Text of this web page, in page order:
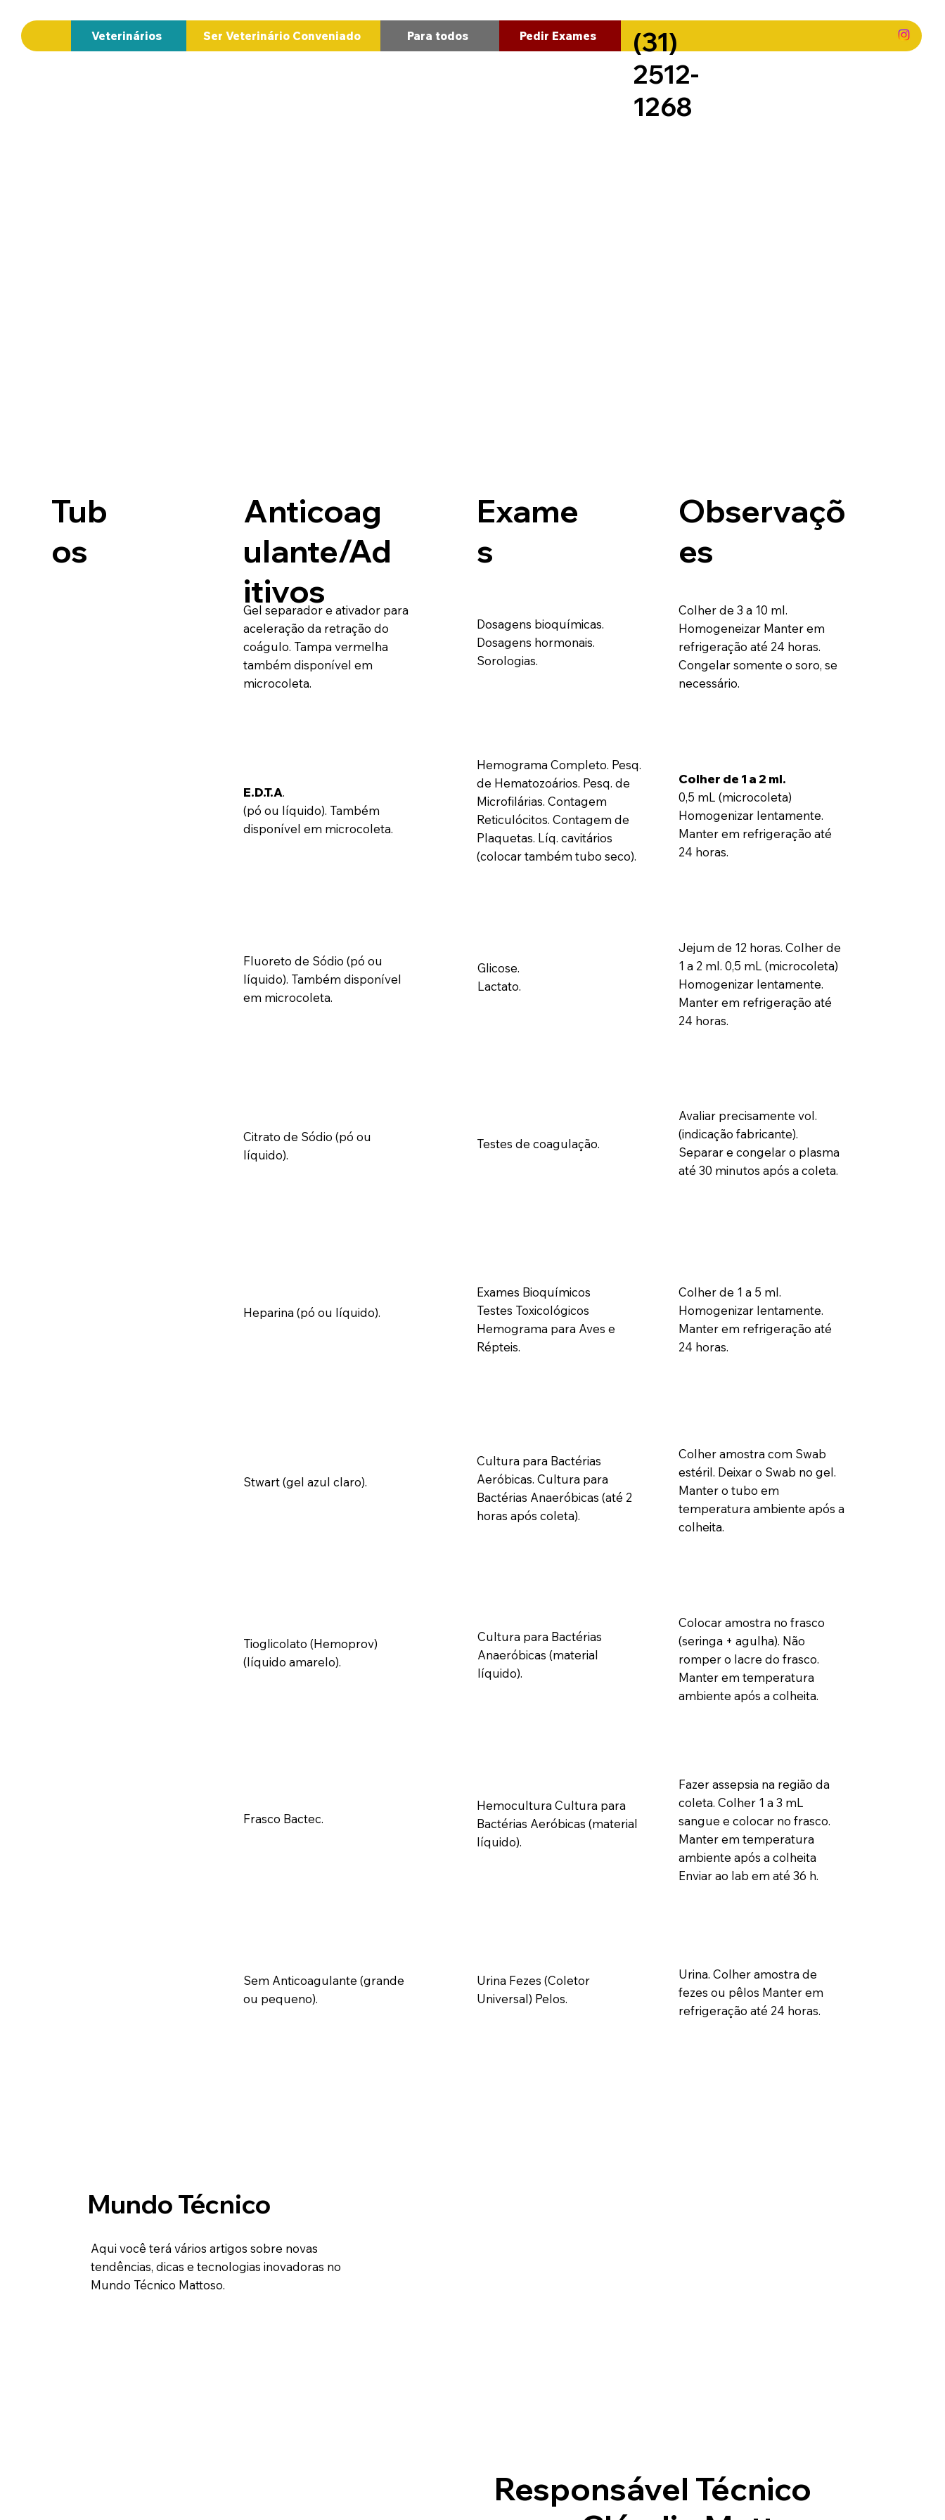
Pedir Exames
Veterinários Ser Veterinário Conveniado Para todos
(31)
2512-
1268
Tub
os
Anticoag
ulante/Ad
itivos
Exame
s
Observaçõ
es
Gel separador e ativador para
aceleração da retração do
coágulo. Tampa vermelha
também disponível em
microcoleta.
Dosagens bioquímicas.
Dosagens hormonais.
Sorologias.
Colher de 3 a 10 ml.
Homogeneizar Manter em
refrigeração até 24 horas.
Congelar somente o soro, se
necessário.
Colher de 1 a 2 ml.
0,5 mL (microcoleta)
Homogenizar lentamente.
Manter em refrigeração até
24 horas.
Hemograma Completo. Pesq.
de Hematozoários. Pesq. de
Microfilárias. Contagem
Reticulócitos. Contagem de
Plaquetas. Líq. cavitários
(colocar também tubo seco).
E.D.T.A.
(pó ou líquido). Também
disponível em microcoleta.
Fluoreto de Sódio (pó ou
líquido). Também disponível
em microcoleta.
Glicose.
Lactato.
Jejum de 12 horas. Colher de
1 a 2 ml. 0,5 mL (microcoleta)
Homogenizar lentamente.
Manter em refrigeração até
24 horas.
Citrato de Sódio (pó ou
líquido).
Testes de coagulação.
Avaliar precisamente vol.
(indicação fabricante).
Separar e congelar o plasma
até 30 minutos após a coleta.
Heparina (pó ou líquido).
Exames Bioquímicos
Testes Toxicológicos
Hemograma para Aves e
Répteis.
Colher de 1 a 5 ml.
Homogenizar lentamente.
Manter em refrigeração até
24 horas.
Stwart (gel azul claro).
Cultura para Bactérias
Aeróbicas. Cultura para
Bactérias Anaeróbicas (até 2
horas após coleta).
Colher amostra com Swab
estéril. Deixar o Swab no gel.
Manter o tubo em
temperatura ambiente após a
colheita.
Tioglicolato (Hemoprov)
(líquido amarelo).
Cultura para Bactérias
Anaeróbicas (material
líquido).
Colocar amostra no frasco
(seringa + agulha). Não
romper o lacre do frasco.
Manter em temperatura
ambiente após a colheita.
Frasco Bactec.
Hemocultura Cultura para
Bactérias Aeróbicas (material
líquido).
Fazer assepsia na região da
coleta. Colher 1 a 3 mL
sangue e colocar no frasco.
Manter em temperatura
ambiente após a colheita
Enviar ao lab em até 36 h.
Sem Anticoagulante (grande
ou pequeno).
Urina Fezes (Coletor
Universal) Pelos.
Urina. Colher amostra de
fezes ou pêlos Manter em
refrigeração até 24 horas.
Mundo Técnico
Aqui você terá vários artigos sobre novas
tendências, dicas e tecnologias inovadoras no
Mundo Técnico Mattoso.
Responsável Técnico